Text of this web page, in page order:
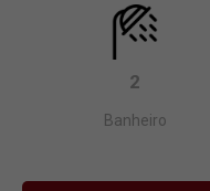
2
Banheiro